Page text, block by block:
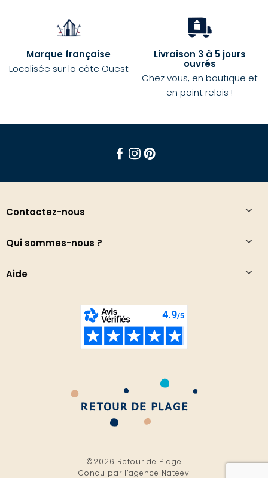
Marque française
Localisée sur la côte Ouest
Livraison 3 à 5 jours
ouvrés
Chez vous, en boutique et
en point relais !
Contactez-nous
Qui sommes-nous ?
Aide
©2026 Retour de Plage
Conçu par l’agence Nateev